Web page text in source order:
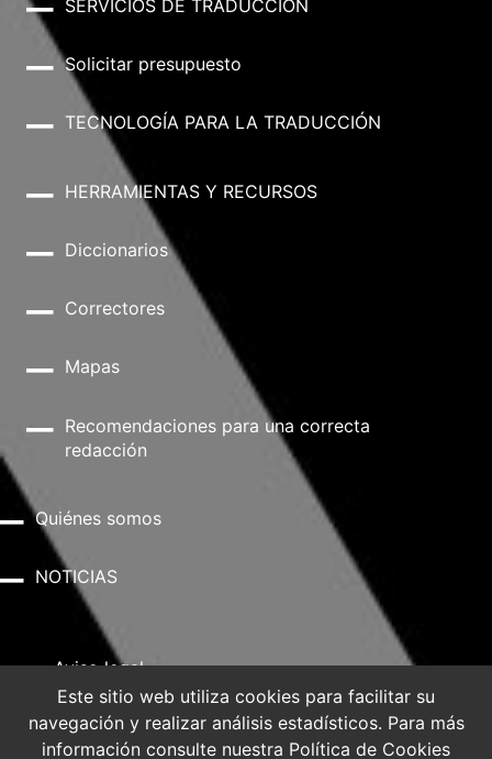
SERVICIOS DE TRADUCCIÓN
Solicitar presupuesto
TECNOLOGÍA PARA LA TRADUCCIÓN
HERRAMIENTAS Y RECURSOS
Diccionarios
Correctores
Mapas
Recomendaciones para una correcta
redacción
Quiénes somos
NOTICIAS
Aviso legal
Política de privacidad
Este sitio web utiliza cookies para facilitar su
navegación y realizar análisis estadísticos. Para más
información consulte nuestra Política de Cookies